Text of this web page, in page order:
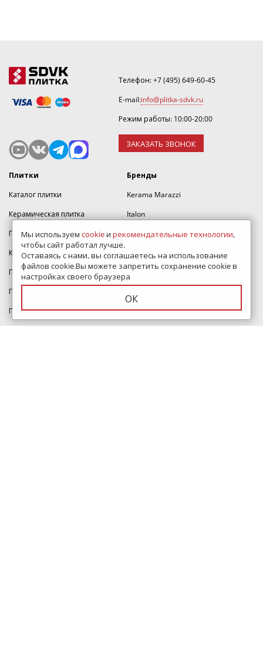
Телефон:+7 (495) 649-60-45
E-mail:info@plitka-sdvk.ru
Режим работы: 10:00-20:00
ЗАКАЗАТЬ ЗВОНОК
Плитки
Каталог плитки
Керамическая плитка
Плитка для ванной
Керамогранит
Плитка для пола
Плитка для кухни
Плитка для стен
Бренды
Kerama Marazzi
Italon
Laparet
Делакора
Cersanit
Alma Ceramica
Мы используем cookieи рекомендательные технологии,
чтобы сайт работал лучше.
Оставаясь с нами, вы соглашаетесь на использование
файлов cookie.Вы можете запретить сохранение cookie в
настройках своего браузера
ОК